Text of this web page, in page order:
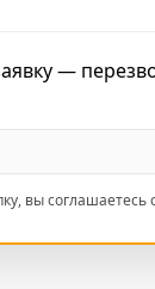
—
вы соглашаетесь